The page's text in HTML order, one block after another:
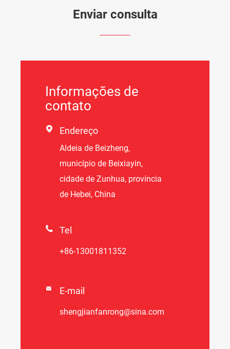
Enviar consulta
Informações de
contato
 Endereço
Aldeia de Beizheng,
município de Beixiayin,
cidade de Zunhua, província
de Hebei, China
 Tel
+86-13001811352
 E-mail
shengjianfanrong@sina.com